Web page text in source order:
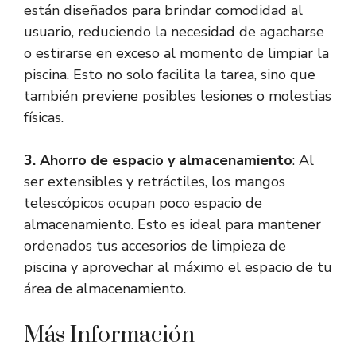
están diseñados para brindar comodidad al
usuario, reduciendo la necesidad de agacharse
o estirarse en exceso al momento de limpiar la
piscina. Esto no solo facilita la tarea, sino que
también previene posibles lesiones o molestias
físicas.
3. Ahorro de espacio y almacenamiento: Al
ser extensibles y retráctiles, los mangos
telescópicos ocupan poco espacio de
almacenamiento. Esto es ideal para mantener
ordenados tus accesorios de limpieza de
piscina y aprovechar al máximo el espacio de tu
área de almacenamiento.
Más Información